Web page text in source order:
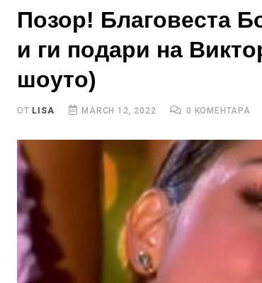
Позор! Благовеста
и ги подари на
шоуто)
ОТ LISA MARCH 12, 2022 0 КОМЕНТАРА